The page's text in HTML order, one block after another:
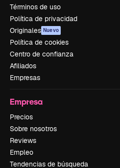
Términos de uso
Política de privacidad
Originales Nuevo
Política de cookies
Centro de confianza
Afiliados
Empresas
Empresa
Precios
Sobre nosotros
Reviews
Empleo
Tendencias de búsqueda